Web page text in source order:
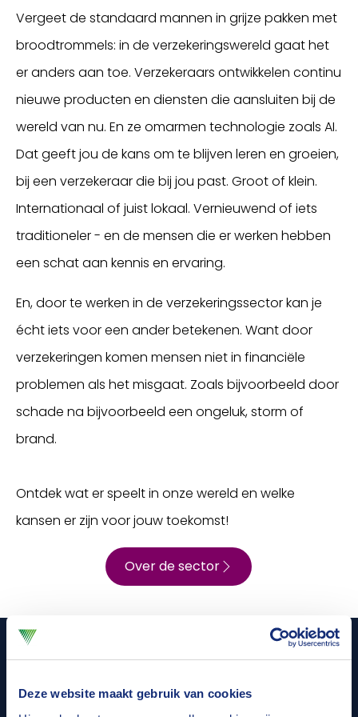
Deze website maakt gebruik van cookies
Vergeet de standaard mannen in grijze pakken met
broodtrommels: in de verzekeringswereld gaat het
er anders aan toe. Verzekeraars ontwikkelen continu
nieuwe producten en diensten die aansluiten bij de
wereld van nu. En ze omarmen technologie zoals AI.
Dat geeft jou de kans om te blijven leren en groeien,
bij een verzekeraar die bij jou past. Groot of klein.
Internationaal of juist lokaal. Vernieuwend of iets
traditioneler - en de mensen die er werken hebben
een schat aan kennis en ervaring.
En, door te werken in de verzekeringssector kan je
écht iets voor een ander betekenen. Want door
verzekeringen komen mensen niet in financiële
problemen als het misgaat. Zoals bijvoorbeeld door
schade na bijvoorbeeld een ongeluk, storm of
brand.
Ontdek wat er speelt in onze wereld en welke
kansen er zijn voor jouw toekomst!
Over de sector
Verhalen uit de sector